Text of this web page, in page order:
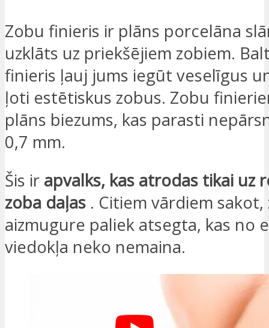
Zobu finieris ir plāns porcelāna
uzklāts uz priekšējiem zobiem.
finieris ļauj jums iegūt veselīgus
ļoti estētiskus zobus. Zobu
plāns biezums, kas parasti
0,7 mm.
Šis ir apvalks, kas atrodas tikai uz
zoba daļas . Citiem vārdiem sakot,
aizmugure paliek atsegta, kas no
viedokļa neko nemaina.